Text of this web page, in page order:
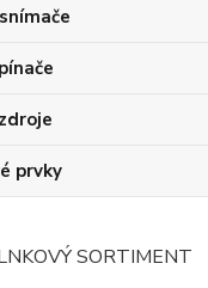
prvky
SORTIMENT